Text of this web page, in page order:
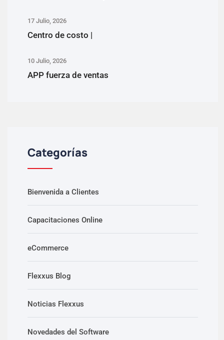
17 Julio, 2026
Centro de costo |
10 Julio, 2026
APP fuerza de ventas
Categorías
Bienvenida a Clientes
Capacitaciones Online
eCommerce
Flexxus Blog
Noticias Flexxus
Novedades del Software